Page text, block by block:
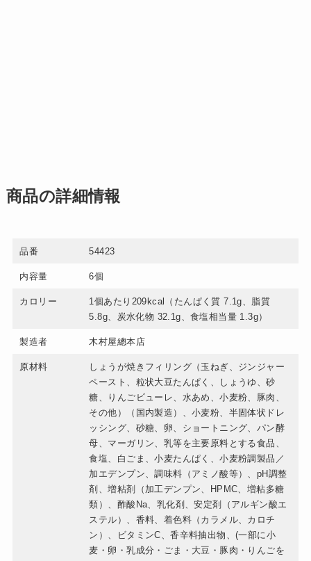
商品の詳細情報
品番 54423
内容量 6個
カロリー
1個あたり209kcal（たんぱく質 7.1g、脂質
5.8g、炭水化物 32.1g、食塩相当量 1.3g）
製造者 木村屋總本店
原材料
しょうが焼きフィリング（玉ねぎ、ジンジャー
ペースト、粒状大豆たんぱく、しょうゆ、砂
糖、りんごビューレ、水あめ、小麦粉、豚肉、
その他）（国内製造）、小麦粉、半固体状ドレ
ッシング、砂糖、卵、ショートニング、パン酵
母、マーガリン、乳等を主要原料とする食品、
食塩、白ごま、小麦たんぱく、小麦粉調製品／
加エデンプン、調味料（アミノ酸等）、pH調整
剤、増粘剤（加工デンプン、HPMC、増粘多糖
類）、酢酸Na、乳化剤、安定剤（アルギン酸エ
ステル）、香料、着色料（カラメル、カロチ
ン）、ビタミンC、香辛料抽出物、(一部に小
麦・卵・乳成分・ごま・大豆・豚肉・りんごを